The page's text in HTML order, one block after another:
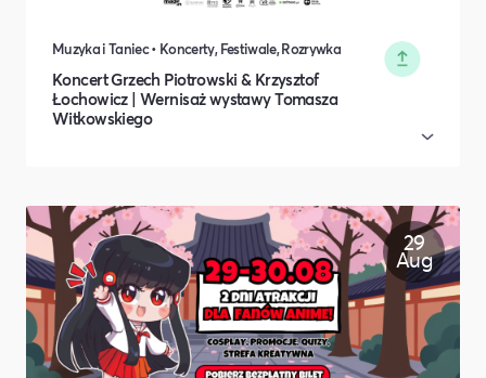
Muzyka i Taniec • Koncerty, Festiwale, Rozrywka
Koncert Grzech Piotrowski & Krzysztof
Łochowicz | Wernisaż wystawy Tomasza
Witkowskiego
29
Aug